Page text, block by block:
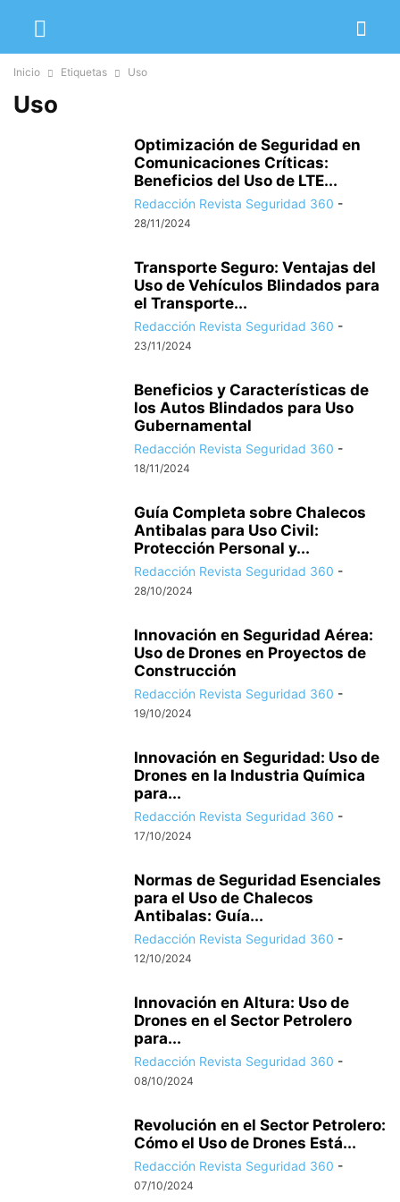
Inicio Etiquetas Uso
Uso
Optimización de Seguridad en
Comunicaciones Críticas:
Beneficios del Uso de LTE...
Redacción Revista Seguridad 360 -
28/11/2024
Transporte Seguro: Ventajas del
Uso de Vehículos Blindados para
el Transporte...
Redacción Revista Seguridad 360 -
23/11/2024
Beneficios y Características de
los Autos Blindados para Uso
Gubernamental
Redacción Revista Seguridad 360 -
18/11/2024
Guía Completa sobre Chalecos
Antibalas para Uso Civil:
Protección Personal y...
Redacción Revista Seguridad 360 -
28/10/2024
Innovación en Seguridad Aérea:
Uso de Drones en Proyectos de
Construcción
Redacción Revista Seguridad 360 -
19/10/2024
Innovación en Seguridad: Uso de
Drones en la Industria Química
para...
Redacción Revista Seguridad 360 -
17/10/2024
Normas de Seguridad Esenciales
para el Uso de Chalecos
Antibalas: Guía...
Redacción Revista Seguridad 360 -
12/10/2024
Innovación en Altura: Uso de
Drones en el Sector Petrolero
para...
Redacción Revista Seguridad 360 -
08/10/2024
Revolución en el Sector Petrolero:
Cómo el Uso de Drones Está...
Redacción Revista Seguridad 360 -
07/10/2024